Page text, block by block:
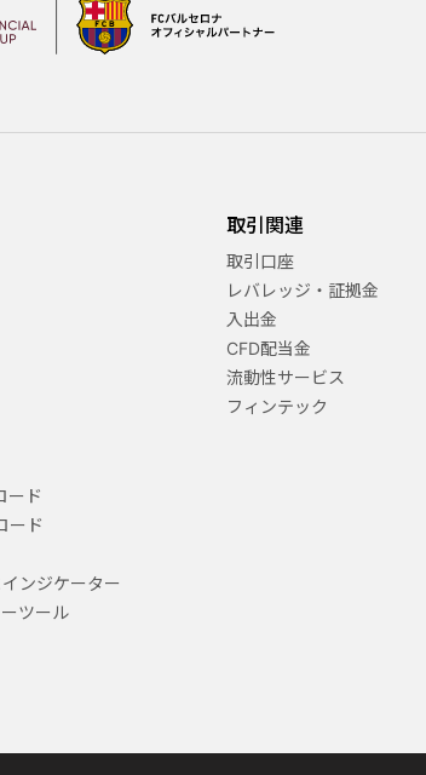
ード
ード
ンジケーター
ツール
取引関連
取引口座
レバレッジ・証拠金
入出金
CFD配当金
流動性サービス
フィンテック